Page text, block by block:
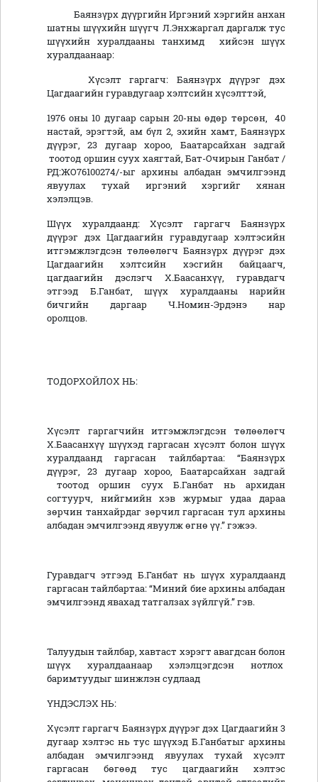
Баянзүрх дүүргийн Иргэний хэргийн анхан
шатны шүүхийн шүүгч Л.Энхжаргал даргалж тус
шүүхийн хуралдааны танхимд хийсэн шүүх
хуралдаанаар:
Хүсэлт гаргагч: Баянзүрх дүүрэг дэх
Цагдаагийн гуравдугаар хэлтсийн хүсэлттэй,
1976 оны 10 дугаар сарын 20-ны өдөр төрсөн, 40
настай, эрэгтэй, ам бүл 2, эхийн хамт, Баянзүрх
дүүрэг, 23 дугаар хороо, Баатарсайхан задгай
тоотод оршин суух хаягтай, Бат-Очирын Ганбат /
РД:ЖО76100274/-ыг архины албадан эмчилгээнд
явуулах тухай иргэний хэргийг хянан
хэлэлцэв.
Шүүх хуралдаанд: Хүсэлт гаргагч Баянзүрх
дүүрэг дэх Цагдаагийн гуравдугаар хэлтэсийн
итгэмжлэгдсэн төлөөлөгч Баянзүрх дүүрэг дэх
Цагдаагийн хэлтсийн хэсгийн байцаагч,
цагдаагийн дэслэгч Х.Баасанхүү, гуравдагч
этгээд Б.Ганбат, шүүх хуралдааны нарийн
бичгийн даргаар Ч.Номин-Эрдэнэ нар
оролцов.
ТОДОРХОЙЛОХ НЬ:
Хүсэлт гаргагчийн итгэмжлэгдсэн төлөөлөгч
Х.Баасанхүү шүүхэд гаргасан хүсэлт болон шүүх
хуралдаанд гаргасан тайлбартаа: “Баянзүрх
дүүрэг, 23 дугаар хороо, Баатарсайхан задгай
тоотод оршин суух Б.Ганбат нь архидан
согтуурч, нийгмийн хэв журмыг удаа дараа
зөрчин танхайрдаг зөрчил гаргасан тул архины
албадан эмчилгээнд явуулж өгнө үү.” гэжээ.
Гуравдагч этгээд Б.Ганбат нь шүүх хуралдаанд
гаргасан тайлбартаа: “Миний бие архины албадан
эмчилгээнд явахад татгалзах зүйлгүй.” гэв.
Талуудын тайлбар, хавтаст хэрэгт авагдсан болон
шүүх хуралдаанаар хэлэлцэгдсэн нотлох
баримтуудыг шинжлэн судлаад
ҮНДЭСЛЭХ НЬ:
Хүсэлт гаргагч Баянзүрх дүүрэг дэх Цагдаагийн 3
дугаар хэлтэс нь тус шүүхэд Б.Ганбатыг архины
албадан эмчилгээнд явуулах тухай хүсэлт
гаргасан бөгөөд тус цагдаагийн хэлтэс